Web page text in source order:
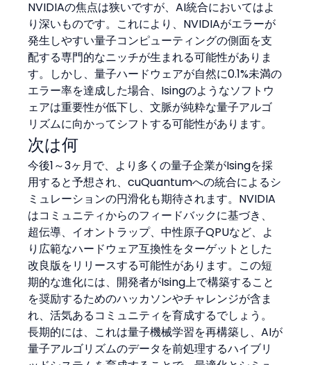
NVIDIAの焦点は狭いですが、AI統合においてはよ
り深いものです。これにより、NVIDIAがエラーが
発生しやすい量子コンピューティングの側面を支
配する専門的なニッチが生まれる可能性がありま
す。しかし、量子ハードウェアが自然に0.1%未満の
エラー率を達成した場合、Isingのようなソフトウ
ェアは重要性が低下し、文脈が純粋な量子アルゴ
リズムに向かってシフトする可能性があります。
次は何
今後1～3ヶ月で、より多くの量子企業がIsingを採
用すると予想され、cuQuantumへの統合によるシ
ミュレーションの円滑化も期待されます。NVIDIA
はコミュニティからのフィードバックに基づき、
超伝導、イオントラップ、中性原子QPUなど、よ
り広範なハードウェア互換性をターゲットとした
改良版をリリースする可能性があります。この短
期的な進化には、開発者がIsing上で構築すること
を奨励するためのハッカソンやチャレンジが含ま
れ、活気あるコミュニティを育成するでしょう。
長期的には、これは量子機械学習を再構築し、AIが
量子アルゴリズムのデータを前処理するハイブリ